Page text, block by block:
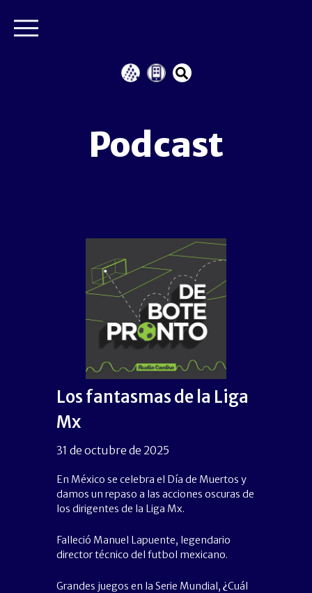
Podcast
Los fantasmas de la Liga
Mx
31 de octubre de 2025
En México se celebra el Día de Muertos y
damos un repaso a las acciones oscuras de
los dirigentes de la Liga Mx.
Falleció Manuel Lapuente, legendario
director técnico del futbol mexicano.
Grandes juegos en la Serie Mundial, ¿Cuál